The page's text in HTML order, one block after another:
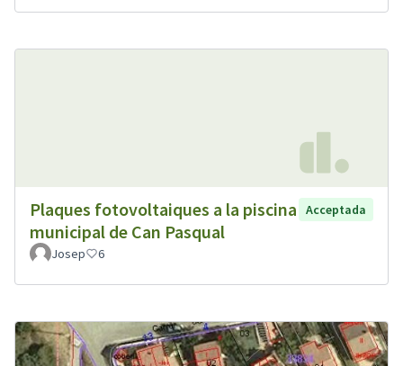
Plaques fotovoltaiques a la piscina
municipal de Can Pasqual
Acceptada
Josep 6